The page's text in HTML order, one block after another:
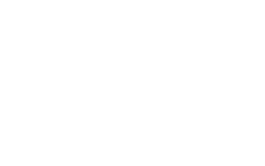
alles von warmem Erdbeer-
Erdbeerkompott und Vanillecreme
für sein besonderes Kaffeeerlebnis
Espresso Tonic, der bei den Gästen
geschlagenem Feta, Tomaten und